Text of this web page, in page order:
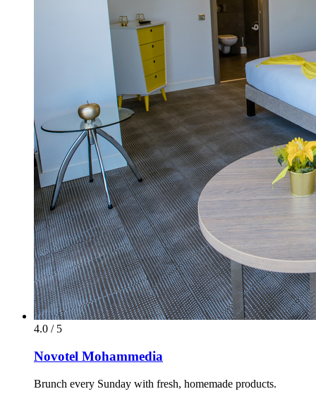
4.0 / 5
Novotel Mohammedia
Brunch every Sunday with fresh, homemade products.